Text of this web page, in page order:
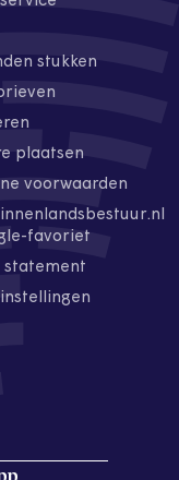
stukken
plaatsen
voorwaarden
favoriet
statement